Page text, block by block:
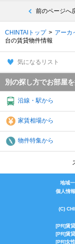
前のページへ
CHINTAIトップ アーカ
台の賃貸物件情報
気になるリスト
別の探し方でお部屋
沿線・駅から
家賃相場から
物件特集から
地域
個人情報
(C)
[PR]賃
[PR]賃
[PR]女